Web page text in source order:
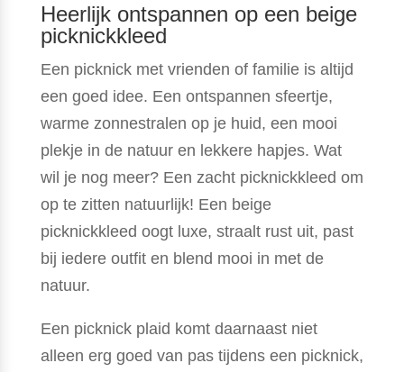
Heerlijk ontspannen op een beige
picknickkleed
Een picknick met vrienden of familie is altijd
een goed idee. Een ontspannen sfeertje,
warme zonnestralen op je huid, een mooi
plekje in de natuur en lekkere hapjes. Wat
wil je nog meer? Een zacht picknickkleed om
op te zitten natuurlijk! Een beige
picknickkleed oogt luxe, straalt rust uit, past
bij iedere outfit en blend mooi in met de
natuur.
Een picknick plaid komt daarnaast niet
alleen erg goed van pas tijdens een picknick,